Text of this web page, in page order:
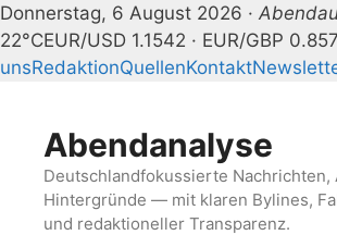
Donnerstag, 6 August 2026 ·
22°CEUR/USD 1.1542 · EUR/GBP
unsRedaktionQuellenKontakt
springenAbendanalyse
Deutschlandfokussierte Nachrichten,
Hintergründe — mit klaren Bylines,
und redaktioneller Transparenz.